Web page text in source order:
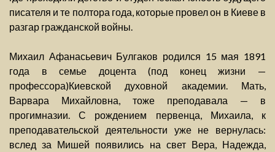
писателя и те полтора года, которые провел он в Киеве в
разгар гражданской войны.
Михаил Афанасьевич Булгаков родился 15 мая 1891
года в семье доцента (под конец жизни —
профессора)Киевской духовной академии. Мать,
Варвара Михайловна, тоже преподавала — в
прогимназии. С рождением первенца, Михаила, к
преподавательской деятельности уже не вернулась:
вслед за Мишей появились на свет Вера, Надежда,